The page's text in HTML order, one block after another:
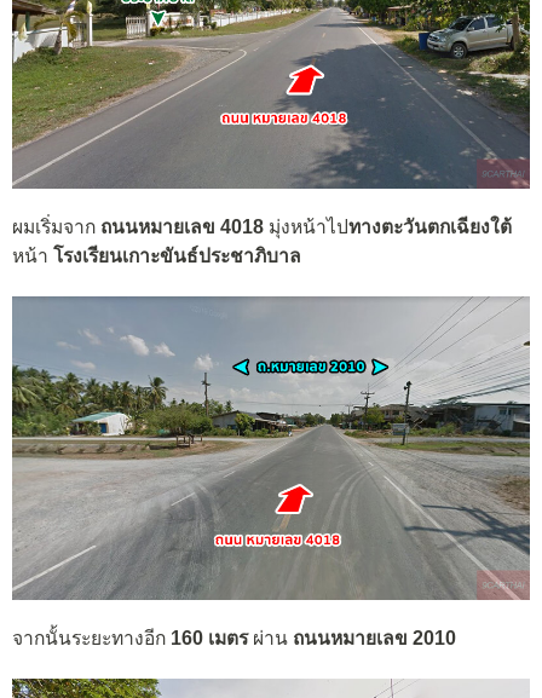
ผมเริ่มจาก ถนนหมายเลข 4018 มุ่งหน้าไปทางตะวันตกเฉียงใต้
หน้า โรงเรียนเกาะขันธ์ประชาภิบาล
จากนั้นระยะทางอีก 160 เมตรผ่าน ถนนหมายเลข 2010